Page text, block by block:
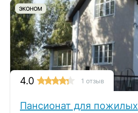
ЭКОНОМ
4.0 1 отзыв
Пансионат для пожилых